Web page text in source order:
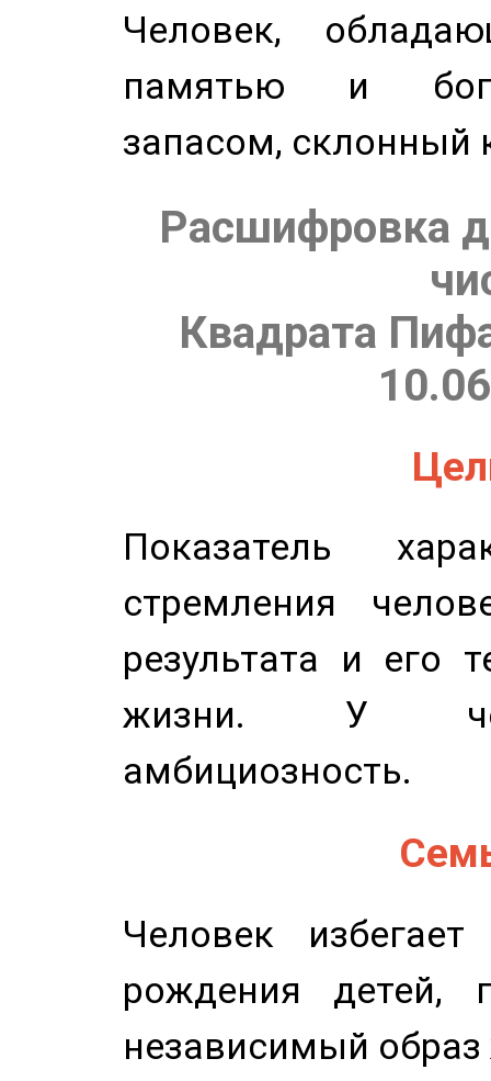
Человек,
памятью и
запасом, склонный
Расшифровка
Квадрата
Показатель
стремления
результата и его
жизни. У
амбициозность.
Человек
рождения детей,
независимый